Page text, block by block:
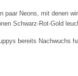
paar Neons, mit denen
Schwarz-Rot-Gold
bereits Nachwuchs